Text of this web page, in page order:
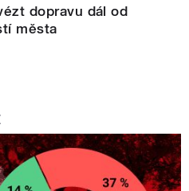
dopravu dál od
města